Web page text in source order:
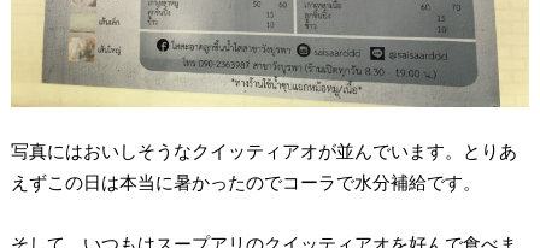
写真にはおいしそうなクイッティアオが並んでいます。とりあ
えずこの日は本当に暑かったのでコーラで水分補給です。
そして、いつもはスープアリのクイッティアオを好んで食べま